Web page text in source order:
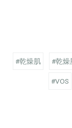
#乾燥肌 #乾燥
#VOS